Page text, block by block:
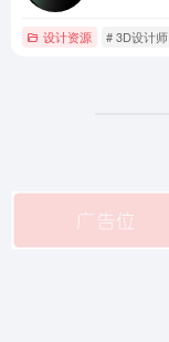
设计资源 # 3D设计师